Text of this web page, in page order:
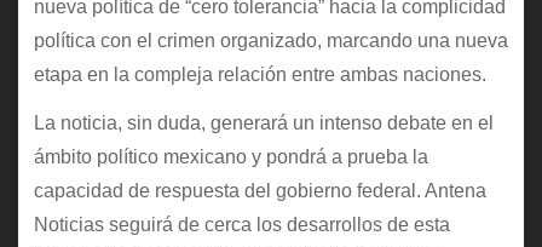
nueva política de “cero tolerancia” hacia la complicidad
política con el crimen organizado, marcando una nueva
etapa en la compleja relación entre ambas naciones.
La noticia, sin duda, generará un intenso debate en el
ámbito político mexicano y pondrá a prueba la
capacidad de respuesta del gobierno federal. Antena
Noticias seguirá de cerca los desarrollos de esta